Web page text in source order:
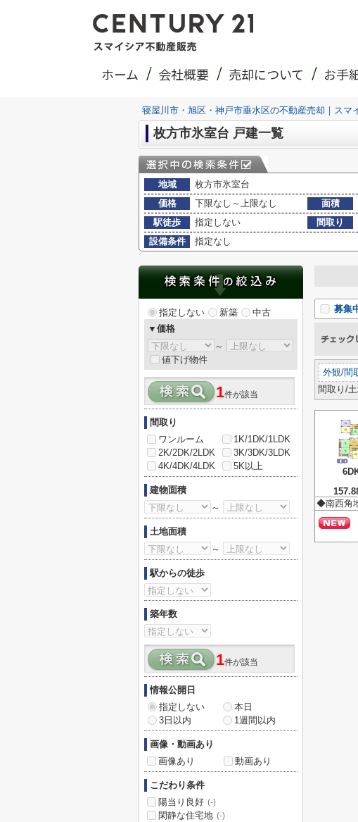
ホーム 会社概要 売却について お手
寝屋川市・旭区・神戸市垂水区の不動産売却｜スマ
枚方市氷室台 戸建一覧
地域
枚方市氷室台
価格
下限なし～上限なし 面積
駅徒歩
指定しない 間取り
設備条件
指定なし
募集
外観/間
間取り/
◆南西角
指定しない 新築
中古
▼価格
～
値下げ物件
1件が該当
間取り
ワンルーム
1K/1DK/1LDK
2K/2DK/2LDK
3K/3DK/3LDK
4K/4DK/4LDK
5K以上
建物面積
～
土地面積
～
駅からの徒歩
築年数
1件が該当
情報公開日
指定しない
本日
3日以内
1週間以内
画像・動画あり
画像あり
動画あり
こだわり条件
陽当り良好 (-)
閑静な住宅地 (-)